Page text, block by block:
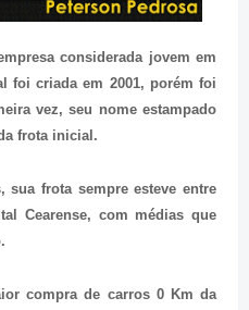
considerada jovem em
foi criada em 2001, porém foi
vez, seu nome estampado
frota inicial.
sua frota sempre esteve entre
Cearense, com médias que
compra de carros 0 Km da